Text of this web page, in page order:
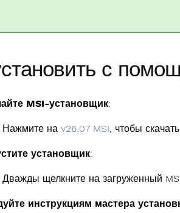
с
MSI-установщик:
Нажмите на v26.07 MSI, чтобы
установщик:
Дважды щелкните на загруженный
инструкциям мастера